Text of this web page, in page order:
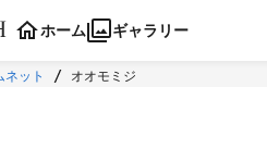
ホーム ギャラリー
ット オオモミジ